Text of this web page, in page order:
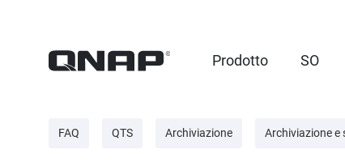
Prodotto SO
FAQ QTS Archiviazione Archiviazione e